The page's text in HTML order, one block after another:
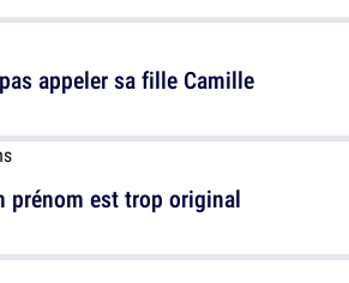
appeler sa fille Camille
prénom est trop original